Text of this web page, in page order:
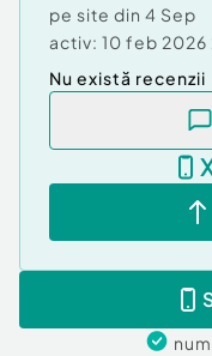
pe site din 4 Sep
activ: 10 feb 2026
Nu există recenzii